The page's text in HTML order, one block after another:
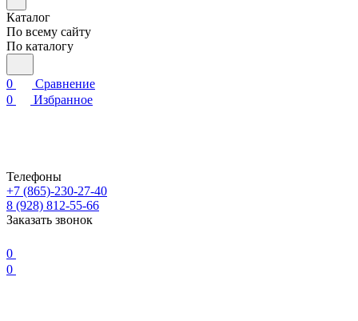
Каталог
По всему сайту
По каталогу
0
Сравнение
0
Избранное
Телефоны
+7 (865)-230-27-40
8 (928) 812-55-66
Заказать звонок
0
0